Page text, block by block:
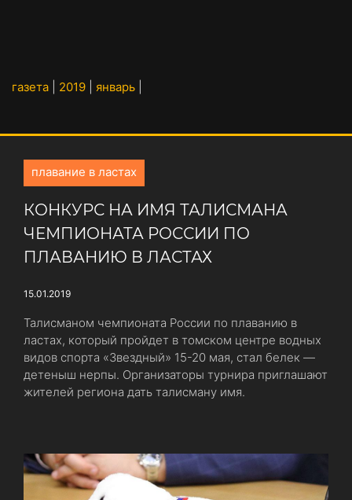
газета 2019 январь
плавание в ластах
КОНКУРС НА ИМЯ ТАЛИСМАНА
ЧЕМПИОНАТА РОССИИ ПО
ПЛАВАНИЮ В ЛАСТАХ
15.01.2019
Талисманом чемпионата России по плаванию в
ластах, который пройдет в томском центре водных
видов спорта «Звездный» 15-20 мая, стал белек —
детеныш нерпы. Организаторы турнира приглашают
жителей региона дать талисману имя.